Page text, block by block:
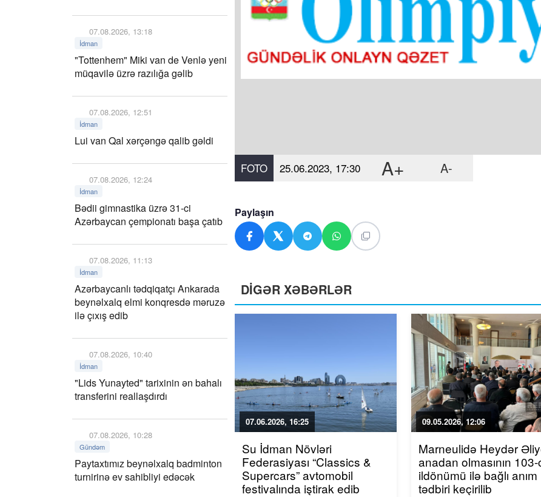
07.08.2026, 13:18
İdman
"Tottenhem" Miki van de Venlə yeni
müqavilə üzrə razılığa gəlib
07.08.2026, 12:51
İdman
Lui van Qal xərçəngə qalib gəldi
07.08.2026, 12:24
İdman
Bədii gimnastika üzrə 31-ci
Azərbaycan çempionatı başa çatıb
07.08.2026, 11:13
İdman
Azərbaycanlı tədqiqatçı Ankarada
beynəlxalq elmi konqresdə məruzə
ilə çıxış edib
07.08.2026, 10:40
İdman
"Lids Yunayted" tarixinin ən bahalı
transferini reallaşdırdı
07.08.2026, 10:28
Gündəm
Paytaxtımız beynəlxalq badminton
turnirinə ev sahibliyi edəcək
FOTO 25.06.2023, 17:30 A+ A-
Paylaşın
DİGƏR XƏBƏRLƏR
07.06.2026, 16:25
Su İdman Növləri
Federasiyası “Classics &
Supercars” avtomobil
festivalında iştirak edib
09.05.2026, 12:06
Marneulidə Heydər
anadan olmasının
ildönümü ilə bağlı anım
tədbiri keçirilib